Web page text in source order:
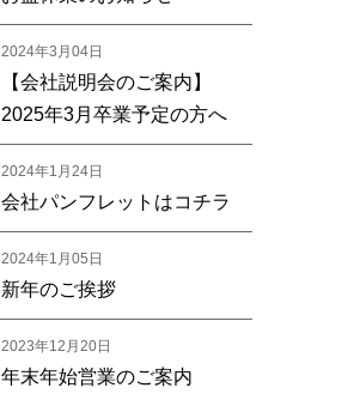
2024年3月04日
【会社説明会のご案内】
2025年3月卒業予定の方へ
2024年1月24日
会社パンフレットはコチラ
2024年1月05日
新年のご挨拶
2023年12月20日
年末年始営業のご案内